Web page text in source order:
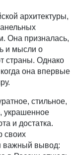
архитектуры,
Она призналась,
и мысли о
страны. Однако
она впервые
стильное,
украшенное
и достатка.
своих
важный вывод: